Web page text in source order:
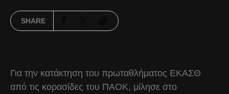
SHARE
Για την κατάκτηση του πρωταθλήματος ΕΚΑΣΘ
από τις κορασίδες του ΠΑΟΚ, μίλησε στο